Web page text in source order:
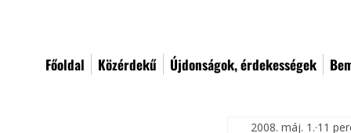
Főoldal Közérdekű Újdonságok, érdekességek
2008. máj. 1. 11